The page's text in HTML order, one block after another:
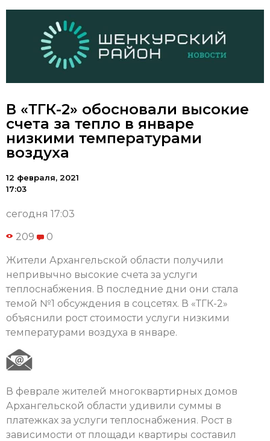
В «ТГК-2» обосновали высокие
счета за тепло в январе
низкими температурами
воздуха
12 февраля, 2021
17:03
сегодня 17:03
209 0
Жители Архангельской области получили
непривычно высокие счета за услуги
теплоснабжения. В последние дни они стала
темой №1 обсуждения в соцсетях. В «ТГК-2»
объяснили рост стоимости услуги низкими
температурами воздуха в январе.
В феврале жителей многоквартирных домов
Архангельской области удивили суммы в
платежках за услуги теплоснабжения. Рост в
зависимости от площади квартиры составил